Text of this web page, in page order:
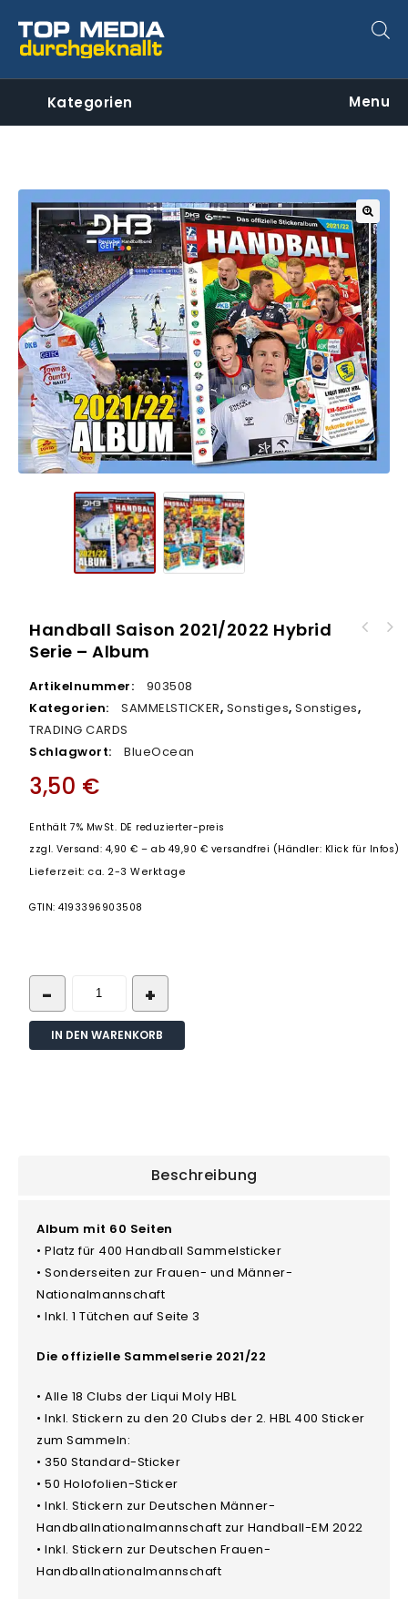
Kategorien Menu
🔍
Handball Saison 2021/2022 Hybrid
Serie – Album
Artikelnummer:
903508
Kategorien:
SAMMELSTICKER, Sonstiges,Sonstiges,
TRADING CARDS
Schlagwort:
BlueOcean
3,50 €
Enthält 7% MwSt. DE reduzierter-preis
zzgl.Versand: 4,90 € – ab 49,90 € versandfrei (Händler: Klick für Infos)
Lieferzeit: ca. 2-3 Werktage
GTIN: 4193396903508
IN DEN WARENKORB
Beschreibung
Album mit 60 Seiten
• Platz für 400 Handball Sammelsticker
• Sonderseiten zur Frauen- und Männer-
Nationalmannschaft
• Inkl. 1 Tütchen auf Seite 3
Die offizielle Sammelserie 2021/22
• Alle 18 Clubs der Liqui Moly HBL
• Inkl. Stickern zu den 20 Clubs der 2. HBL 400 Sticker
zum Sammeln:
• 350 Standard-Sticker
• 50 Holofolien-Sticker
• Inkl. Stickern zur Deutschen Männer-
Handballnationalmannschaft zur Handball-EM 2022
• Inkl. Stickern zur Deutschen Frauen-
Handballnationalmannschaft